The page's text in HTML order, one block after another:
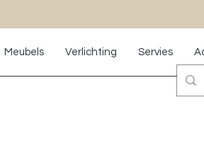
Meubels Verlichting Servies